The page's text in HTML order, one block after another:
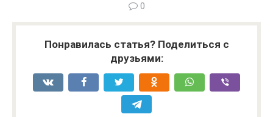
0
Понравилась статья? Поделиться с
друзьями: